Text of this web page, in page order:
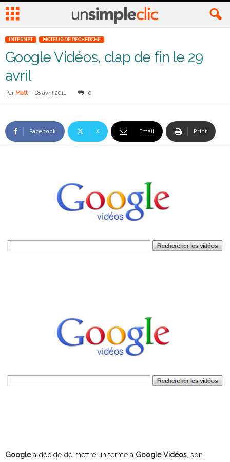
INTERNET MOTEUR DE RECHERCHE
Google Vidéos, clap de fin le 29
avril
Par Matt - 18 avril 2011 0
Facebook X Email Print
Googlea décidé de mettre un terme à Google Vidéos , son